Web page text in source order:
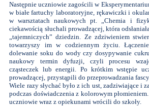
Następnie uczniowie zagościli w
w białe fartuchy laboratoryjne, rękawiczki i
w warsztatach naukowych pt. „Chemia i
ciekawością słuchali prowadzącej, która
„tajemniczych” dziedzin. Ze zdziwieniem
towarzyszy im w codziennym życiu.
dolewanie soku do wody czy dosypywanie
naukowy termin dyfuzji, czyli procesu
cząsteczek lub energii. Po krótkim wstępie
prowadzącej, przystąpili do przeprowadzania
Wiele razy słychać było z ich ust, zadziwiające i
podczas doświadczenia z kolorowym
uczniowie wraz z opiekunami wrócili do szkoły.